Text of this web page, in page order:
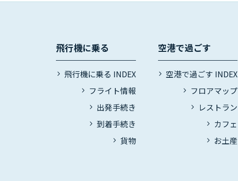
飛行機に乗る
飛行機に乗る INDEX
フライト情報
出発手続き
到着手続き
貨物
空港で過ごす
空港で過ごす INDEX
フロアマップ
レストラン
カフェ
お土産